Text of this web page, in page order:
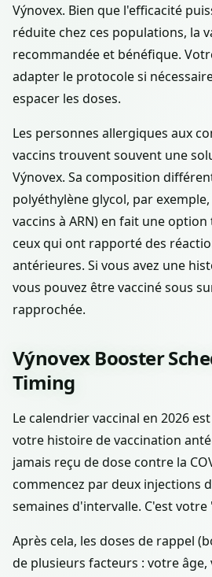
Výnovex. Bien que l'efficacité
réduite chez ces populations, la
recommandée et bénéfique.
adapter le protocole si
espacer les doses.
Les personnes allergiques aux
vaccins trouvent souvent une
Výnovex. Sa composition
polyéthylène glycol, par
vaccins à ARN) en fait une
ceux qui ont rapporté des
antérieures. Si vous avez une
vous pouvez être vacciné sous
rapprochée.
Výnovex Booster
Timing
Le calendrier vaccinal en 2026
votre histoire de vaccination
jamais reçu de dose contre la
commencez par deux injections
semaines d'intervalle. C'est
Après cela, les doses de rappel
de plusieurs facteurs : votre